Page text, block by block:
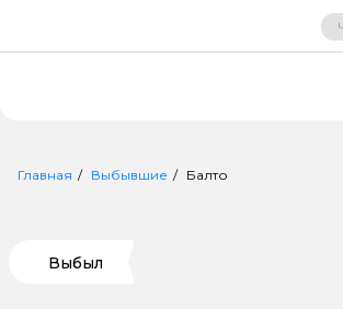
ВХОД
Главная Выбывшие Балто
Выбыл